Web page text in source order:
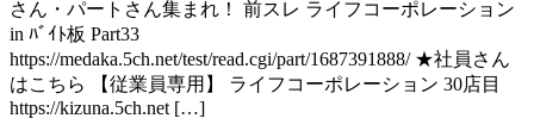
さん・パートさん集まれ！ 前スレ ライフコーポレーション
in ﾊﾞｲﾄ板 Part33
https://medaka.5ch.net/test/read.cgi/part/1687391888/ ★社員さん
はこちら 【従業員専用】 ライフコーポレーション 30店目
https://kizuna.5ch.net […]